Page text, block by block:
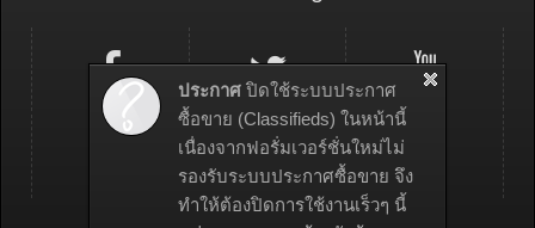
ประกาศ ปิดใช้ระบบประกาศ
ซื้อขาย (Classifieds) ในหน้านี้
เนื่องจากฟอรั่มเวอร์ชั่นใหม่ไม่
รองรับระบบประกาศซื้อขาย จึง
ทำให้ต้องปิดการใช้งานเร็วๆ นี้